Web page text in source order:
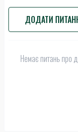
ДОДАТИ
Немає питань про